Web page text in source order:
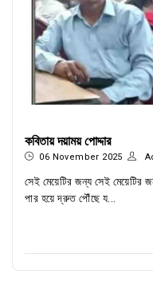
কবিতায় দয়াময় পোদ্দার
06 November 2025
সেই মেয়েটির জন্য সেই মেয়েটির
পার হয়ে দ্রুত পৌঁছে য...